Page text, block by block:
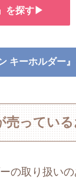
を探す▶
キーホルダー
売ってい
の取り扱いの